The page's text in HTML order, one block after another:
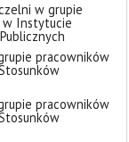
w grupie
w Instytucie
pracowników
pracowników